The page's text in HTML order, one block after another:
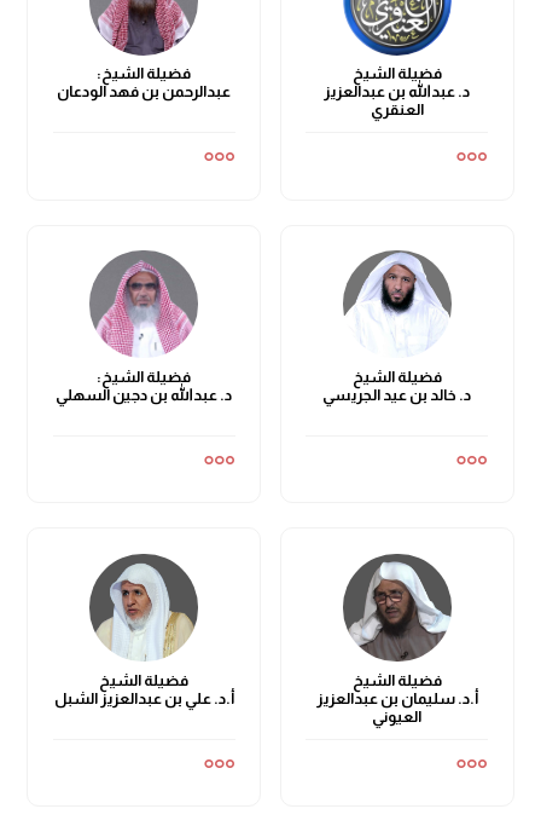
فضيلة الشيخ
د. عبدالله بن عبدالعزيز
العنقري
فضيلة الشيخ:
عبدالرحمن بن فهد الودعان
فضيلة الشيخ
د. خالد بن عيد الجريسي
فضيلة الشيخ:
د. عبدالله بن دجين السهلي
فضيلة الشيخ
أ.د. سليمان بن عبدالعزيز
العيوني
فضيلة الشيخ
أ.د. علي بن عبدالعزيز الشبل